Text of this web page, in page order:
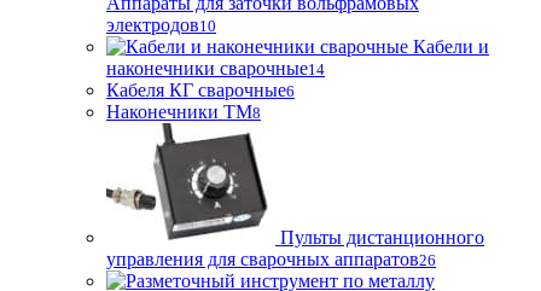
электродов10
Кабели и
наконечники сварочные14
Кабеля КГ сварочные6
Наконечники ТМ8
Пульты дистанционного
управления для сварочных аппаратов26